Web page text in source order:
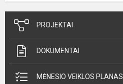
PROJEKTAI
DOKUMENTAI
MĖNESIO VEIKLOS PLANAS